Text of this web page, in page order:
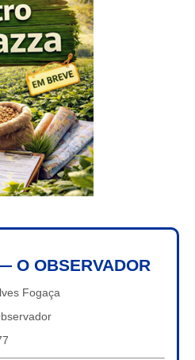
O OBSERVADOR
Fogaça